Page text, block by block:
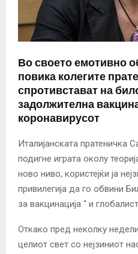
Во своето емотивно
повика колегите
спротивстават на
задолжителна
коронавирусот
Италијанската пратеничка
подигне играта околу
ново ниво, користејќи ја
привилегија да го обвини
за вакцинација “ и
Откако пред неколку
целиот свет со нејзиниот